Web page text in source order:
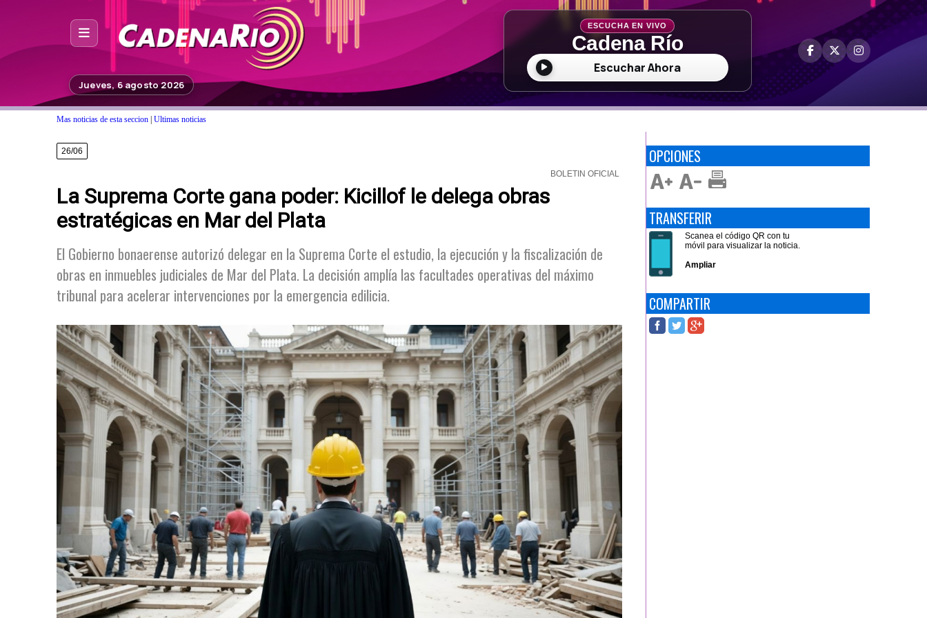
Noticias
Fuera de Foco
Programación
Contacto
Jueves, 6 agosto 2026
ESCUCHA EN VIVO
Cadena Río
Escuchar Ahora
Mas noticias de esta seccion Ultimas noticias
26/06
BOLETIN OFICIAL
La Suprema Corte gana poder: Kicillof le delega obras
estratégicas en Mar del Plata
El Gobierno bonaerense autorizó delegar en la Suprema Corte el estudio, la ejecución y la fiscalización de
obras en inmuebles judiciales de Mar del Plata. La decisión amplía las facultades operativas del máximo
tribunal para acelerar intervenciones por la emergencia edilicia.
OPCIONES
TRANSFERIR
Scanea el código QR con tu
móvil para visualizar la noticia.
Ampliar
COMPARTIR